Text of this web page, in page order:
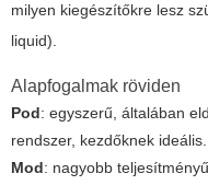
milyen kiegészítőkre lesz
liquid).
Alapfogalmak röviden
Pod: egyszerű, általában
rendszer, kezdőknek ideális.
Mod: nagyobb